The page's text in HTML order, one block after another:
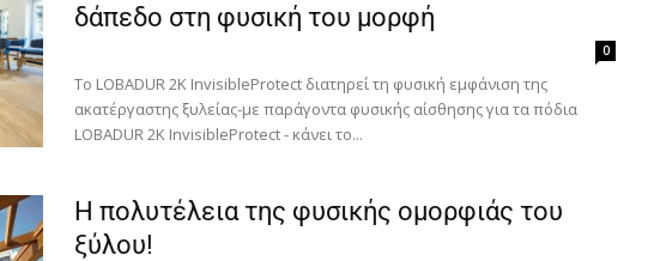
δάπεδο στη φυσική του μορφή
0
Το LOBADUR 2K InvisibleProtect διατηρεί τη φυσική εμφάνιση της
ακατέργαστης ξυλείας-με παράγοντα φυσικής αίσθησης για τα πόδια
LOBADUR 2K InvisibleProtect - κάνει το...
Η πολυτέλεια της φυσικής oµορφιάς του
ξύλου!
Για να μαθαίνετε πρώτοι τα νέα και όλες τις τάσεις του
Email
Γράψτε εδώ το email σας